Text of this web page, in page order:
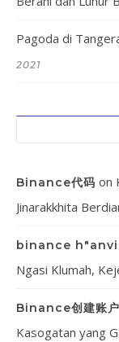
Pagoda di
2021
Binance代码 on
Jinarakkhita
binance
Ngasi Klumah,
Binance创建账户
Kasogatan yang